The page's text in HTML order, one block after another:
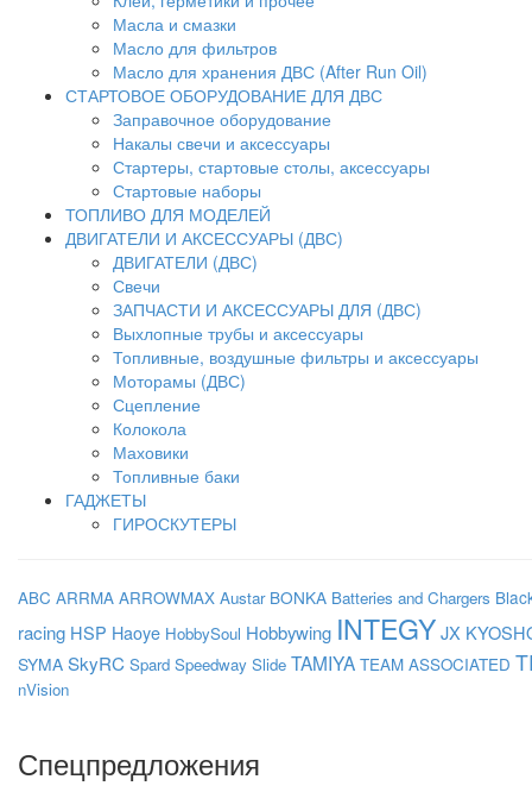
Масла и смазки
Масло для фильтров
Масло для хранения ДВС (After Run Oil)
СТАРТОВОЕ ОБОРУДОВАНИЕ ДЛЯ ДВС
Заправочное оборудование
Накалы свечи и аксессуары
Стартеры, стартовые столы, аксессуары
Стартовые наборы
ТОПЛИВО ДЛЯ МОДЕЛЕЙ
ДВИГАТЕЛИ И АКСЕССУАРЫ (ДВС)
ДВИГАТЕЛИ (ДВС)
Свечи
ЗАПЧАСТИ И АКСЕССУАРЫ ДЛЯ (ДВС)
Выхлопные трубы и аксессуары
Топливные, воздушные фильтры и аксессуары
Моторамы (ДВС)
Сцепление
Колокола
Маховики
Топливные баки
ГАДЖЕТЫ
ГИРОСКУТЕРЫ
ABC ARRMA ARROWMAX Austar BONKA Batteries and Chargers
racing HSP Haoye HobbySoul Hobbywing INTEGYJX
SYMA SkyRC Spard Speedway Slide TAMIYA TEAM ASSOCIATED
nVision
Спецпредложения